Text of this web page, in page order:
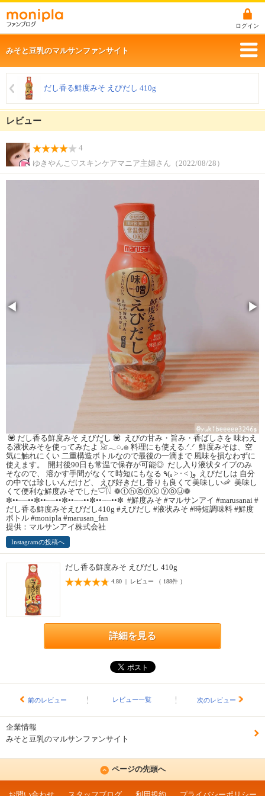
ログイン
みそと豆乳のマルサンファンサイト
だし香る鮮度みそ えびだし 410g
レビュー
4
ゆきやんこ♡スキンケアマニア主婦さん（2022/08/28）
◀ ▶
⁡⁡⁡ 💟 だし香る鮮度みそ えびだし 💟⁡ ⁡ えびの甘み・旨み・香ばしさを⁡ 味わえ
る液状みそを使ってみたよ 𓃠𓂃◌𓈒𓐍⁡ 料理にも使える.ᐟ‪‪.ᐟ⁡ ⁡ 鮮度みそは、空
気に触れにくい⁡ 二重構造ボトルなので最後の一滴まで⁡ 風味を損なわずに
使えます。⁡ ⁡ 開封後90日も常温で保存が可能◎⁡ ⁡ だし入り液状タイプのみ
そなので、⁡ 溶かす手間がなくて時短にもなる ٩(｡˃ ᵕ ˂ )و⁡ ⁡ えびだしは⁡ 自分
の中では珍しいんだけど、⁡ えび好きだし香りも良くて美味しい🦐⁡ ⁡ 美味し
くて便利な鮮度みそでした𓎩𓌉𓇋⁡ ⁡ ❁ⓣⓗⓐⓝⓚ ⓨⓞⓤ❁⁡⁡⁡ ⁡⁡⁡⁡⁡⁡⁡⁡
✼••┈┈••✼••┈┈••✼••┈┈••✼••┈┈••✼⁡⁡⁡⁡⁡⁡⁡⁡⁡⁡ ⁡ #鮮度みそ #マルサンアイ #marusanai #
だし香る鮮度みそえびだし410g #えびだし #液状みそ #時短調味料 #鮮度
ボトル #monipla #marusan_fan
提供：マルサンアイ株式会社
Instagramの投稿へ
だし香る鮮度みそ えびだし 410g
4.80 | レビュー （ 188件 ）
詳細を見る
前のレビュー レビュー一覧 次のレビュー
企業情報
みそと豆乳のマルサンファンサイト
ページの先頭へ